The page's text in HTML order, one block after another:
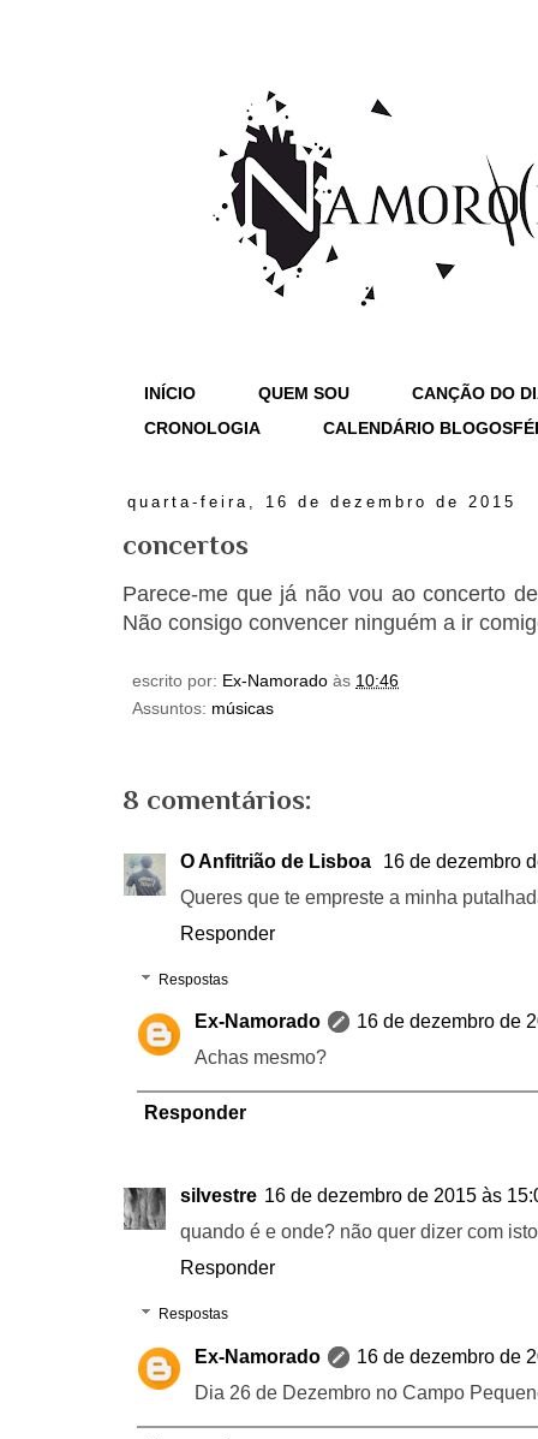
INÍCIO QUEM SOU
CANÇÃO DO
CRONOLOGIA
CALENDÁRIO
quarta-feira, 16 de dezembro de 2015
concertos
Parece-me que já não vou ao concerto
Não consigo convencer ninguém a ir
escrito por: Ex-Namorado às 10:46
Assuntos: músicas
8 comentários:
O Anfitrião de Lisboa
16 de dezembro
Queres que te empreste a minha
Responder
Respostas
Ex-Namorado
16 de dezembro de
Achas mesmo?
Responder
silvestre 16 de dezembro de 2015 às
quando é e onde? não quer dizer com
Responder
Respostas
Ex-Namorado
16 de dezembro de
Dia 26 de Dezembro no Campo